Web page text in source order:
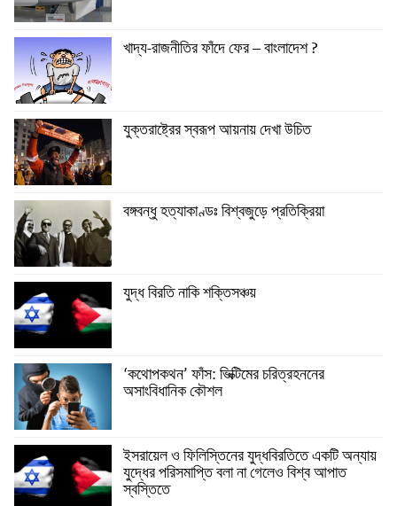
খাদ্য-রাজনীতির ফাঁদে ফের – বাংলাদেশ ?
যুক্তরাষ্ট্রের স্বরূপ আয়নায় দেখা উচিত
বঙ্গবন্ধু হত্যাকাণ্ডঃ বিশ্বজুড়ে প্রতিক্রিয়া
যুদ্ধ বিরতি নাকি শক্তিসঞ্চয়
‘কথোপকথন’ ফাঁস: ভিক্টিমের চরিত্রহননের
অসাংবিধানিক কৌশল
ইসরায়েল ও ফিলিস্তিনের যুদ্ধবিরতিতে একটি অন্যায়
যুদ্ধের পরিসমাপ্তি বলা না গেলেও বিশ্ব আপাত
স্বস্তিতে